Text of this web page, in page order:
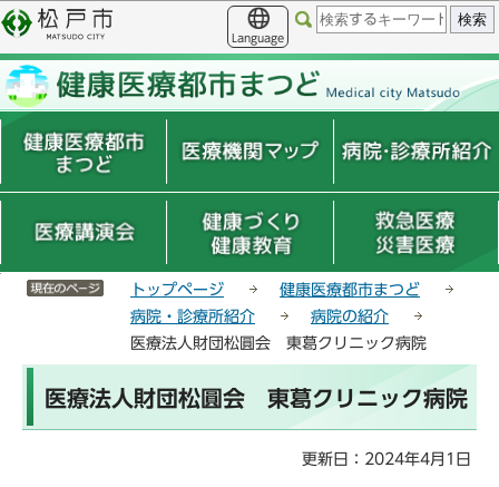
こ
の
ペ
ー
ジ
頭
サ
イ
ト
メ
ニ
こ
このページの本文へ移動
Language
サイトメニューここまで
トップページ
健康医療都市まつど
病院・診療所紹介
病院の紹介
医療法人財団松圓会 東葛クリニック病院
こ
医療法人財団松圓会 東葛クリニック病院
更新日：2024年4月1日